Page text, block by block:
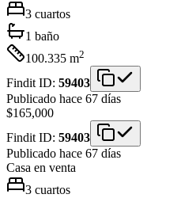
3 cuartos
1 baño
100.335 m2
Findit ID: 59403
Publicado hace 67 días
$165,000
Findit ID: 59403
Publicado hace 67 días
Casa en venta
3 cuartos